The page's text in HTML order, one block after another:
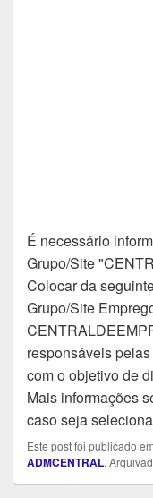
É necessário
Grupo/Site
Colocar da
Grupo/Site
responsáveis
com o objetivo de
Mais informações
caso seja
Este post foi publicado
ADMCENTRAL.